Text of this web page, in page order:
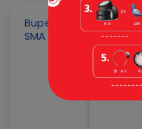
Bupena Pendidikan
SMA Kelas XI KM Revisi